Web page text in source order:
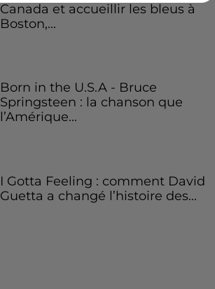
Canada et accueillir les bleus à
Boston,...
Born in the U.S.A - Bruce
Springsteen : la chanson que
l’Amérique...
I Gotta Feeling : comment David
Guetta a changé l’histoire des...